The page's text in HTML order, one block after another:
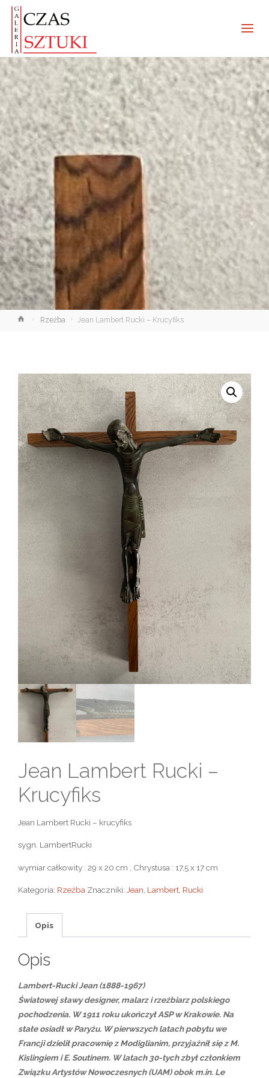
StronaRzeźba Jean Lambert Rucki – Krucyfiks
Jean Lambert Rucki –
Krucyfiks
Jean Lambert Rucki – krucyfiks
sygn. LambertRucki
wymiar całkowity : 29 x 20 cm , Chrystusa : 17,5 x 17 cm
Kategoria: Rzeźba Znaczniki: Jean Lambert Rucki
Opis
Opis
Lambert-Rucki Jean (1888-1967)
Światowej sławy designer, malarz i rzeźbiarz polskiego
pochodzenia. W 1911 roku ukończył ASP w Krakowie. Na
stałe osiadł w Paryżu. W pierwszych latach pobytu we
Francji dzielił pracownię z Modiglianim, przyjaźnił się z M.
Kislingiem i E. Soutinem. W latach 30-tych zbył członkiem
Związku Artystów Nowoczesnych (UAM) obok m.in. Le